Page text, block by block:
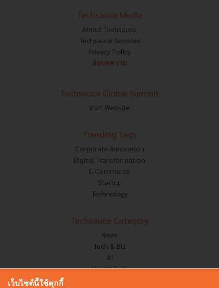
Techsauce Media
About Techsauce
Techsauce Services
Privacy Policy
ส่งบทความ
Techsauce Global Summit
Visit Website
Trending Tags
Corporate Innovation
Digital Transformation
E-Commerce
Startup
Technology
Techsauce Category
News
Tech & Biz
AI
HealthTech
เว็บไซต์นี้ใช้คุกกี้